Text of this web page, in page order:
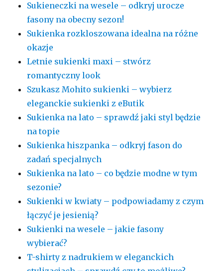
Sukieneczki na wesele – odkryj urocze
fasony na obecny sezon!
Sukienka rozkloszowana idealna na różne
okazje
Letnie sukienki maxi – stwórz
romantyczny look
Szukasz Mohito sukienki – wybierz
eleganckie sukienki z eButik
Sukienka na lato – sprawdź jaki styl będzie
na topie
Sukienka hiszpanka – odkryj fason do
zadań specjalnych
Sukienka na lato – co będzie modne w tym
sezonie?
Sukienki w kwiaty – podpowiadamy z czym
łączyć je jesienią?
Sukienki na wesele – jakie fasony
wybierać?
T-shirty z nadrukiem w eleganckich